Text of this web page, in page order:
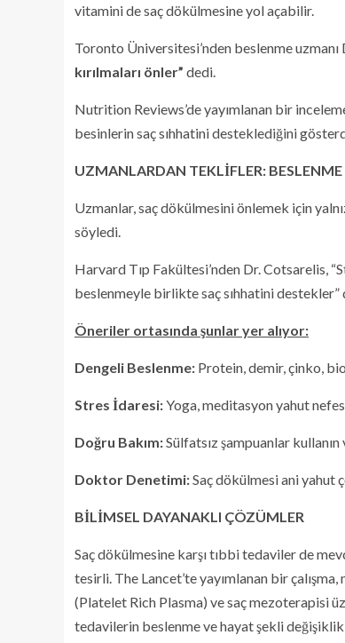
vitamini de saç dökülmesine yol açabilir.
Toronto Üniversitesi’nden beslenme uzmanı
kırılmaları önler” dedi.
Nutrition Reviews’de yayımlanan bir
besinlerin saç sıhhatini desteklediğini
UZMANLARDAN TEKLİFLER:
Uzmanlar, saç dökülmesini önlemek için
söyledi.
Harvard Tıp Fakültesi’nden Dr. Cotsarelis,
beslenmeyle birlikte saç sıhhatini destekler”
Öneriler ortasında şunlar yer alıyor:
Dengeli Beslenme: Protein, demir, çinko,
Stres İdaresi:Yoga, meditasyon yahut
Doğru Bakım:Sülfatsız şampuanlar
Doktor Denetimi:Saç dökülmesi ani yahut
BİLİMSEL DAYANAKLI ÇÖZÜMLER
Saç dökülmesine karşı tıbbi tedaviler de
tesirli. The Lancet’te yayımlanan bir
(Platelet Rich Plasma) ve saç mezoterapisi
tedavilerin beslenme ve hayat şekli